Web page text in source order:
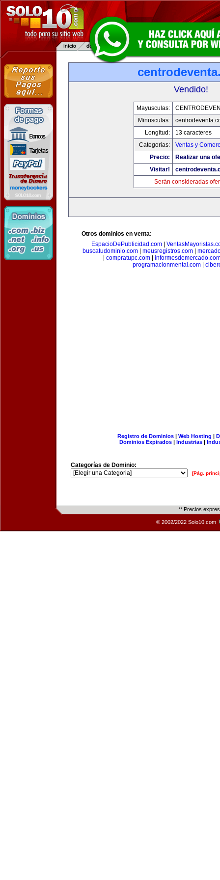
Vendido!
Mayusculas:
Minusculas:
Longitud:
13 caracteres
Categorias:
Ventas y
Precio:
Realizar una
Visitar!
Serán consideradas
Otros dominios en venta:
EspacioDePublicidad.com
buscatudominio.com
meusregistros.com
compratupc.com
programacionmental.com
Registro de Dominios| Web Hosting |
Dominios Expirados | Industrias |
Categorías de Dominio:
[Pág.
** Precios
© 2002/2022 Solo10.com